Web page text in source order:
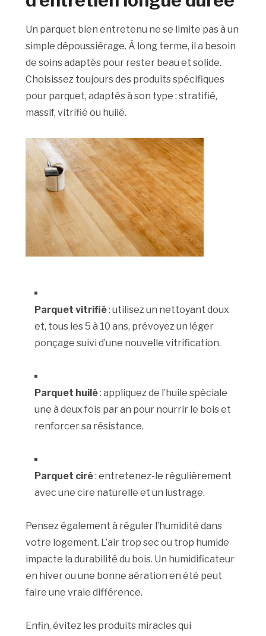
Un parquet bien entretenu ne se limite pas à un
simple dépoussiérage. À long terme, il a besoin
de soins adaptés pour rester beau et solide.
Choisissez toujours des produits spécifiques
pour parquet, adaptés à son type : stratifié,
massif, vitrifié ou huilé.
Parquet vitrifié: utilisez un nettoyant doux
et, tous les 5 à 10 ans, prévoyez un léger
ponçage suivi d’une nouvelle vitrification.
Parquet huilé: appliquez de l’huile spéciale
une à deux fois par an pour nourrir le bois et
renforcer sa résistance.
Parquet ciré: entretenez-le régulièrement
avec une cire naturelle et un lustrage.
Pensez également à réguler l’humidité dans
votre logement. L’air trop sec ou trop humide
impacte la durabilité du bois. Un humidificateur
en hiver ou une bonne aération en été peut
faire une vraie différence.
Enfin, évitez les produits miracles qui